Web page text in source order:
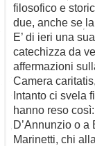
filosofico e
due, anche se
E’ di ieri una
catechizza da
affermazioni
Camera
Intanto ci svela
hanno reso
D’Annunzio o
Marinetti, chi